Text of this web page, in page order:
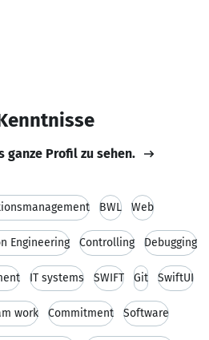
ganze Profil zu sehen.
BWL Web
Engineering Controlling Debugging
IT systems SWIFT Git SwiftUI
work Commitment Software